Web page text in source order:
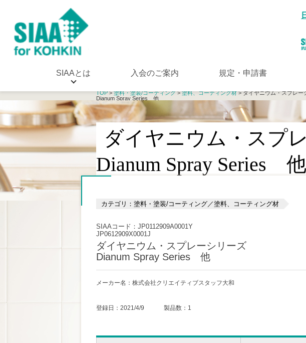
SIAAとは 入会のご案内 規定・申請書
TOP>塗料・塗装/コーティング>塗料、コーティング材> ダイヤニウム・スプレー
Dianum Spray Series 他
ダイヤニウム・スプ
Dianum Spray Series 他
カテゴリ：塗料・塗装/コーティング／塗料、コーティング材
SIAAコード：JP0112909A0001Y
JP0612909X0001J
ダイヤニウム・スプレーシリーズ
Dianum Spray Series 他
メーカー名：株式会社クリエイティブスタッフ大和
登録日：2021/4/9 製品数：1